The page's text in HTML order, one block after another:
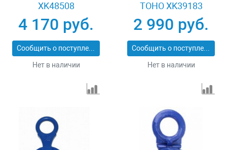
XK48508
4 170 руб.
Сообщить о поступлении
Нет в наличии
TOHO XK39183
2 990 руб.
Сообщить о поступлении
Нет в наличии